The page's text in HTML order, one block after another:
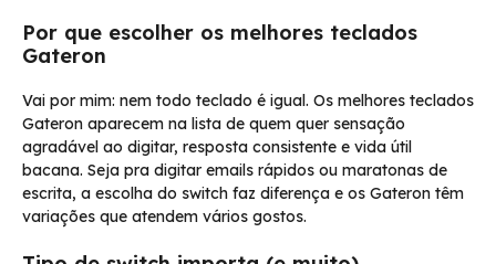
Por que escolher os melhores teclados
Gateron
Vai por mim: nem todo teclado é igual. Os melhores teclados
Gateron aparecem na lista de quem quer sensação
agradável ao digitar, resposta consistente e vida útil
bacana. Seja pra digitar emails rápidos ou maratonas de
escrita, a escolha do switch faz diferença e os Gateron têm
variações que atendem vários gostos.